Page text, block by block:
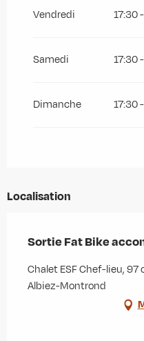
Vendredi 17:30 -
Samedi 17:30 -
Dimanche 17:30 -
Localisation
Sortie Fat Bike
Chalet ESF Chef-lieu, 97
Albiez-Montrond